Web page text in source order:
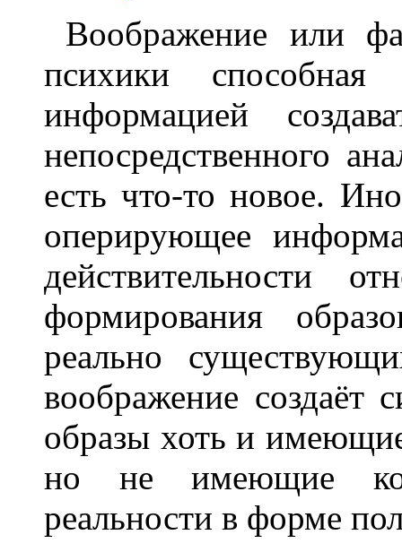
Воображение или
психики
информацией
непосредственного
есть что-то новое.
оперирующее
действительности
формирования
реально
воображение создаёт
образы хоть и
но не имеющие
реальности в форме